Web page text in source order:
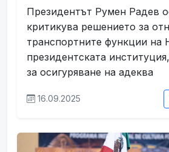
Президентът Румен Радев
критикува решението за
транспортните функции на
президентската
за осигуряване на адеква
16.09.2025